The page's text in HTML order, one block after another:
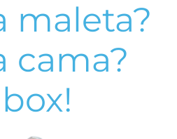
maleta?
cama?